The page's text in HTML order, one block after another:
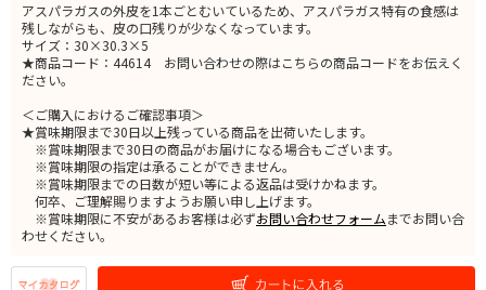
アスパラガスの外皮を1本ごとむいているため、アスパラガス特有の食感は
残しながらも、皮の口残りが少なくなっています。
サイズ：30×30.3×5
★商品コード：44614 お問い合わせの際はこちらの商品コードをお伝えく
ださい。
＜ご購入におけるご確認事項＞
★賞味期限まで30日以上残っている商品を出荷いたします。
※賞味期限まで30日の商品がお届けになる場合もございます。
※賞味期限の指定は承ることができません。
※賞味期限までの日数が短い等による返品は受けかねます。
何卒、ご理解賜りますようお願い申し上げます。
※賞味期限に不安があるお客様は必ずお問い合わせフォームまでお問い合
わせください。